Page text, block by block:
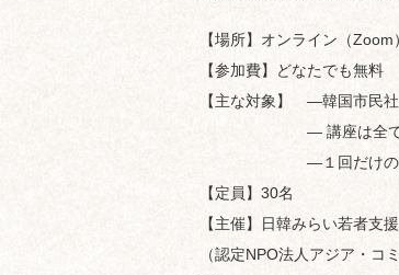
【場所】オンライン（Zoom）
【参加費】どなたでも無料
【主な対象】 ―韓国市民社
― 講座は全て日本語で
―１回だけの参加
【定員】30名
【主催】日韓みらい若者支
（認定NPO法人アジア・